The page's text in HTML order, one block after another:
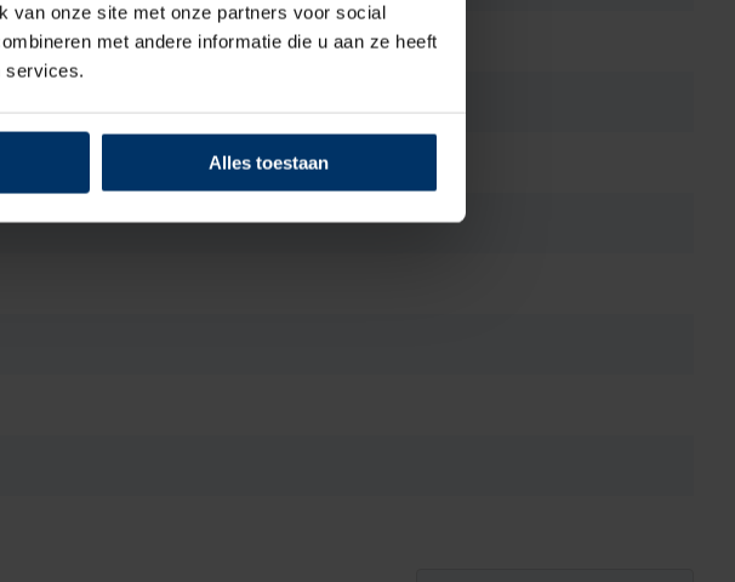
van onze site met onze partners voor social
met andere informatie die u aan ze heeft
services.
Alles toestaan